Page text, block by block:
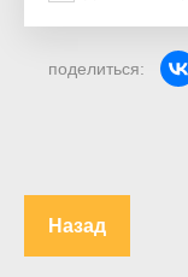
поделиться:
Назад